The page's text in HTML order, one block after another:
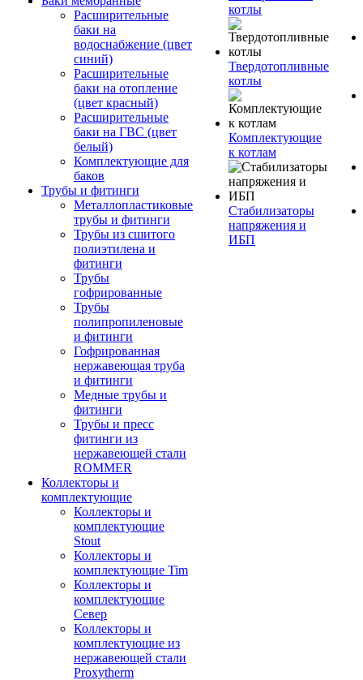
Расширительные
баки на
водоснабжение (цвет
синий)
Расширительные
баки на отопление
(цвет красный)
Расширительные
баки на ГВС (цвет
белый)
Комплектующие для
баков
Трубы и фитинги
Металлопластиковые
трубы и фитинги
Трубы из сшитого
полиэтилена и
фитинги
Трубы
гофрированные
Трубы
полипропиленовые
и фитинги
Гофрированная
нержавеющая труба
и фитинги
Медные трубы и
фитинги
Трубы и пресс
фитинги из
нержавеющей стали
ROMMER
Коллекторы и
комплектующие
Коллекторы и
комплектующие
Stout
Коллекторы и
комплектующие Tim
Коллекторы и
комплектующие
Север
Коллекторы и
комплектующие из
нержавеющей стали
Proxytherm
котлы
Твердотопливные
котлы
Комплектующие
к котлам
Стабилизаторы
напряжения и
ИБП